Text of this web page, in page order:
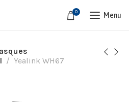
0 Menu
Yealink WH67